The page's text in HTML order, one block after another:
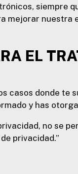
siempre
mejorar
EL
casos donde
y has
no se
privacidad.”